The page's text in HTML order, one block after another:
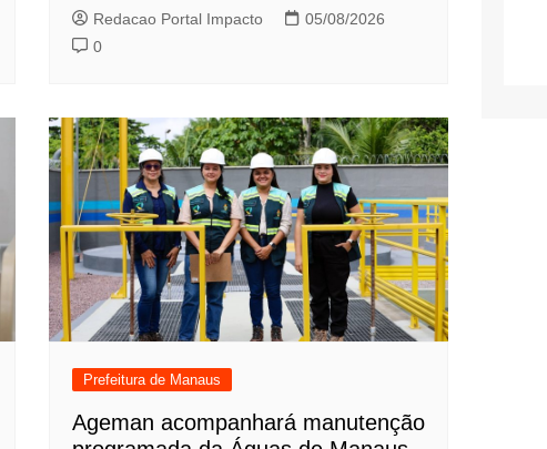
Redacao Portal Impacto
05/08/2026
0
Prefeitura de Manaus
Ageman acompanhará manutenção